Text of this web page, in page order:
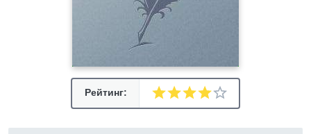
Рейтинг: